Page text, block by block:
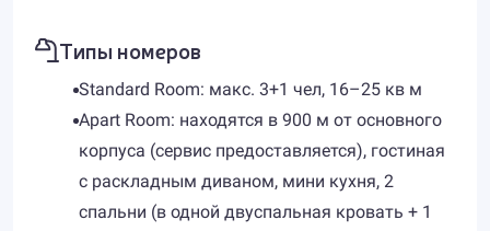
Типы номеров
Standard Room: макс. 3+1 чел, 16–25 кв м
Apart Room: находятся в 900 м от основного
корпуса (сервис предоставляется), гостиная
с раскладным диваном, мини кухня, 2
спальни (в одной двуспальная кровать + 1